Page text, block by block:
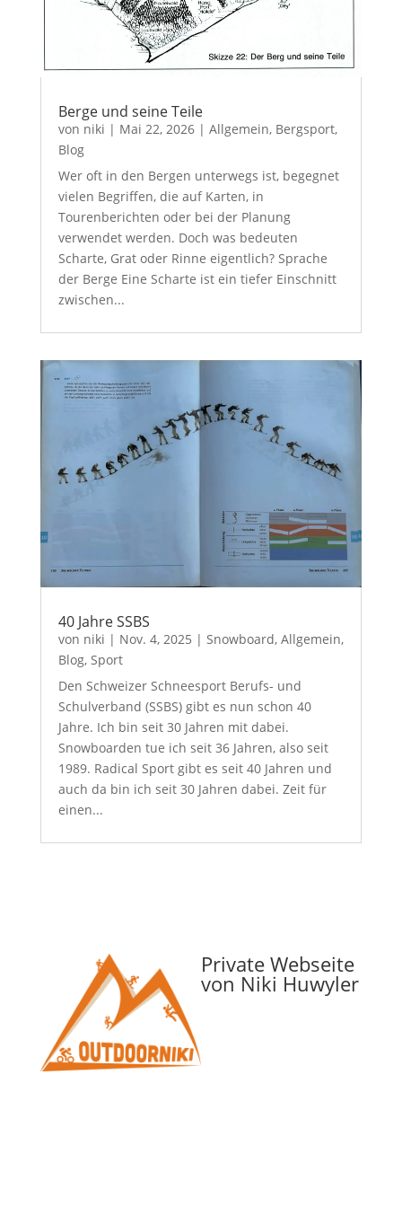
Berge und seine Teile
von niki | Mai 22, 2026| Allgemein, Bergsport,
Blog
Wer oft in den Bergen unterwegs ist, begegnet
vielen Begriffen, die auf Karten, in
Tourenberichten oder bei der Planung
verwendet werden. Doch was bedeuten
Scharte, Grat oder Rinne eigentlich? Sprache
der Berge Eine Scharte ist ein tiefer Einschnitt
zwischen...
40 Jahre SSBS
von niki | Nov. 4, 2025 | Snowboard, Allgemein,
Blog, Sport
Den Schweizer Schneesport Berufs- und
Schulverband (SSBS) gibt es nun schon 40
Jahre. Ich bin seit 30 Jahren mit dabei.
Snowboarden tue ich seit 36 Jahren, also seit
1989. Radical Sport gibt es seit 40 Jahren und
auch da bin ich seit 30 Jahren dabei. Zeit für
einen...
Private Webseite
von Niki Huwyler